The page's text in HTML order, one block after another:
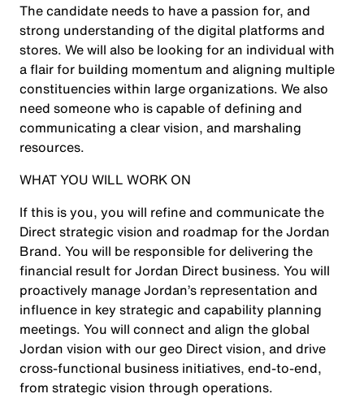
The candidate needs to have a passion for, and
strong understanding of the digital platforms and
stores. We will also be looking for an individual with
a flair for building momentum and aligning multiple
constituencies within large organizations. We also
need someone who is capable of defining and
communicating a clear vision, and marshaling
resources.
WHAT YOU WILL WORK ON
If this is you, you will refine and communicate the
Direct strategic vision and roadmap for the Jordan
Brand. You will be responsible for delivering the
financial result for Jordan Direct business. You will
proactively manage Jordan’s representation and
influence in key strategic and capability planning
meetings. You will connect and align the global
Jordan vision with our geo Direct vision, and drive
cross-functional business initiatives, end-to-end,
from strategic vision through operations.